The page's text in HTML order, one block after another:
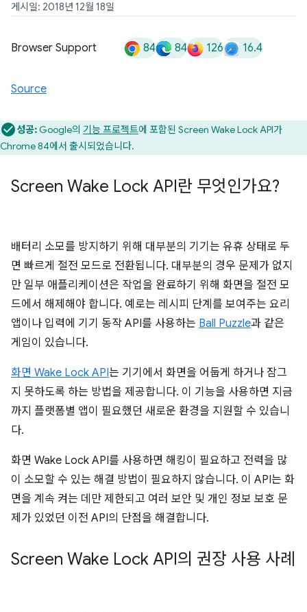
게시일: 2018년 12월 18일
Browser Support 84 84 126 16.4
Source
성공:Google의 기능 프로젝트에 포함된 Screen Wake Lock API가
Chrome 84에서 출시되었습니다.
Screen Wake Lock API란 무엇인가요?
배터리 소모를 방지하기 위해 대부분의 기기는 유휴 상태로 두
면 빠르게 절전 모드로 전환됩니다. 대부분의 경우 문제가 없지
만 일부 애플리케이션은 작업을 완료하기 위해 화면을 절전 모
드에서 해제해야 합니다. 예로는 레시피 단계를 보여주는 요리
앱이나 입력에 기기 동작 API를 사용하는 Ball Puzzle과 같은
게임이 있습니다.
화면 Wake Lock API는 기기에서 화면을 어둡게 하거나 잠그
지 못하도록 하는 방법을 제공합니다. 이 기능을 사용하면 지금
까지 플랫폼별 앱이 필요했던 새로운 환경을 지원할 수 있습니
다.
화면 Wake Lock API를 사용하면 해킹이 필요하고 전력을 많
이 소모할 수 있는 해결 방법이 필요하지 않습니다. 이 API는 화
면을 계속 켜는 데만 제한되고 여러 보안 및 개인 정보 보호 문
제가 있었던 이전 API의 단점을 해결합니다.
Screen Wake Lock API의 권장 사용 사례